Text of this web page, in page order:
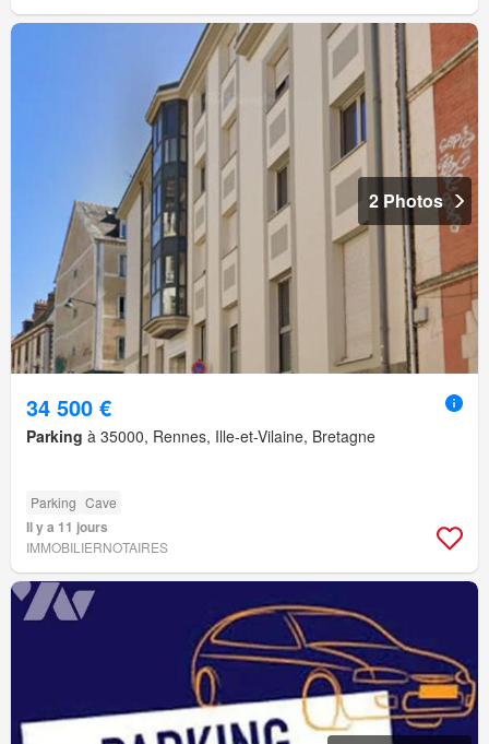
2 Photos
34 500 €
Parking à 35000, Rennes, Ille-et-Vilaine, Bretagne
Parking Cave
Il y a 11 jours
IMMOBILIERNOTAIRES